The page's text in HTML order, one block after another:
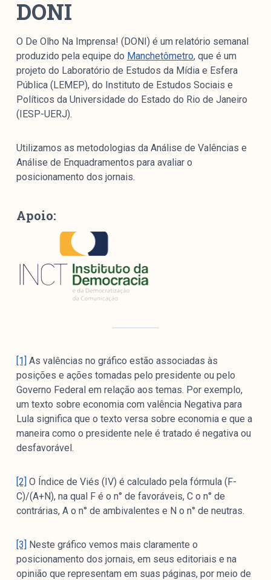
DONI
O De Olho Na Imprensa! (DONI) é um relatório semanal
produzido pela equipe do Manchetômetro, que é um
projeto do Laboratório de Estudos da Mídia e Esfera
Pública (LEMEP), do Instituto de Estudos Sociais e
Políticos da Universidade do Estado do Rio de Janeiro
(IESP-UERJ).
Utilizamos as metodologias da Análise de Valências e
Análise de Enquadramentos para avaliar o
posicionamento dos jornais.
Apoio:
[1] As valências no gráfico estão associadas às
posições e ações tomadas pelo presidente ou pelo
Governo Federal em relação aos temas. Por exemplo,
um texto sobre economia com valência Negativa para
Lula significa que o texto versa sobre economia e que a
maneira como o presidente nele é tratado é negativa ou
desfavorável.
[2] O Índice de Viés (IV) é calculado pela fórmula (F-
C)/(A+N), na qual F é o n° de favoráveis, C o n° de
contrárias, A o n° de ambivalentes e N o n° de neutras.
[3] Neste gráfico vemos mais claramente o
posicionamento dos jornais, em seus editoriais e na
opinião que representam em suas páginas, por meio de